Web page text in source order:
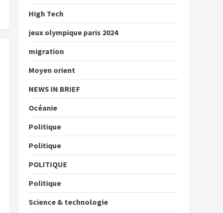
High Tech
jeux olympique paris 2024
migration
Moyen orient
NEWS IN BRIEF
Océanie
Politique
Politique
POLITIQUE
Politique
Science & technologie